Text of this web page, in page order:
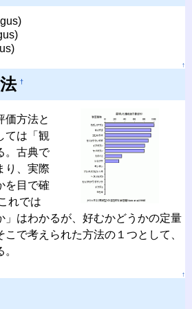
↑
†
方法と
ては「観
。古典で
り、実際
を目で確
れでは
」はわかるが、好むかどうかの定量
で考えられた方法の１つとして、
↑